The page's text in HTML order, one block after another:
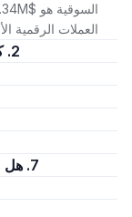
العملات الرقمية
2. كم سعر وحدة واحدة من Sleepless AI؟
7. هل عملة Sleepless AI تمثل استثمارًا جيدًا؟